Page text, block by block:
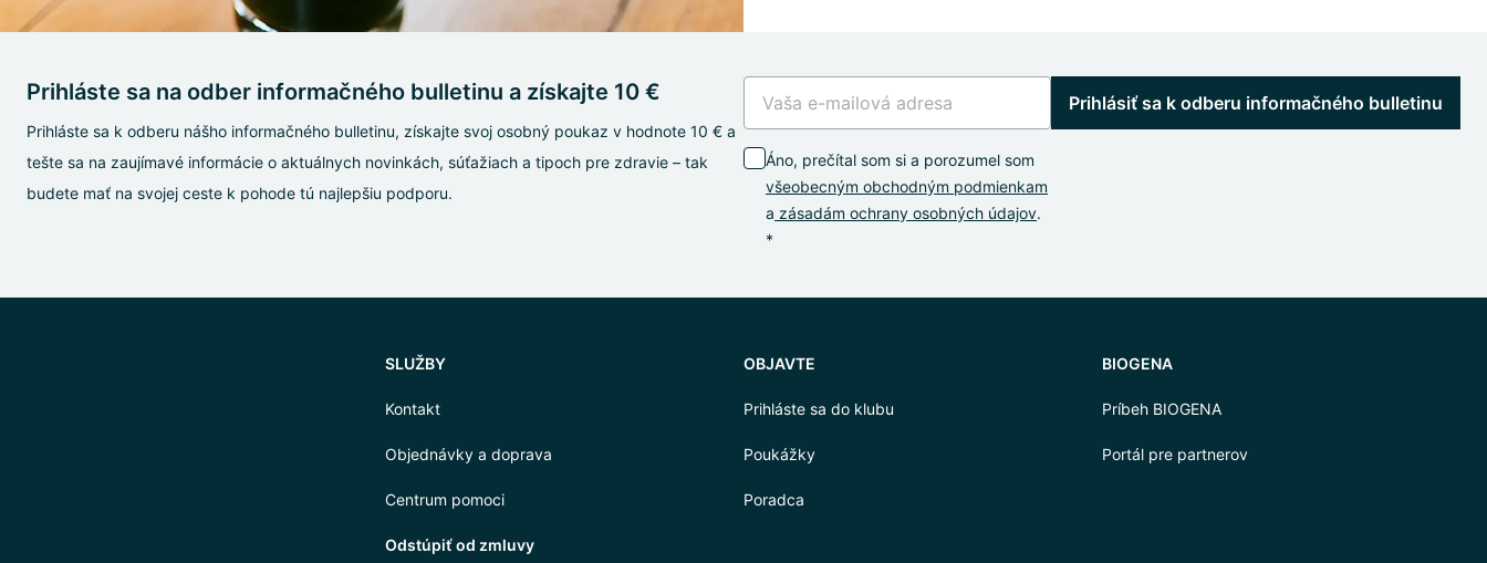
Prihláste sa na odber informačného bulletinu a získajte 10 €
Prihláste sa k odberu nášho informačného bulletinu, získajte svoj osobný poukaz v hodnote 10 € a
tešte sa na zaujímavé informácie o aktuálnych novinkách, súťažiach a tipoch pre zdravie – tak
budete mať na svojej ceste k pohode tú najlepšiu podporu.
Áno, prečítal som si a porozumel som
všeobecným obchodným podmienkam
a zásadám ochrany osobných údajov.
*
Prihlásiť sa k odberu informačného bulletinu
SLUŽBY
Kontakt
Objednávky a doprava
Centrum pomoci
Odstúpiť od zmluvy
OBJAVTE
Prihláste sa do klubu
Poukážky
Poradca
BIOGENA
Príbeh BIOGENA
Portál pre partnerov